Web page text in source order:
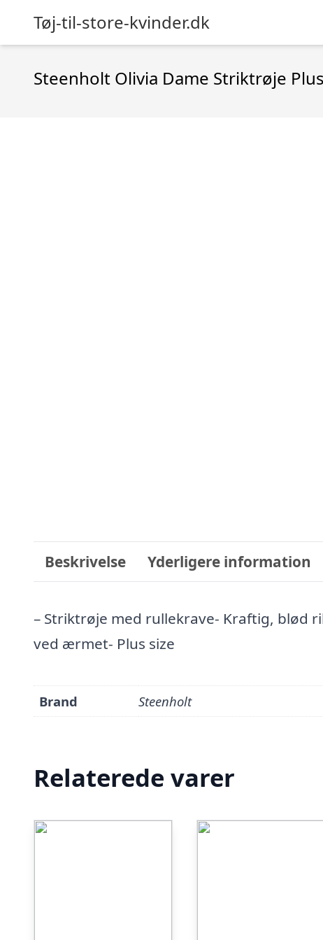
Tøj-til-store-kvinder.dk
Steenholt Olivia Dame Striktrøje
Beskrivelse Yderligere information
– Striktrøje med rullekrave- Kraftig, blød
ved ærmet- Plus size
Brand Steenholt
Relaterede varer